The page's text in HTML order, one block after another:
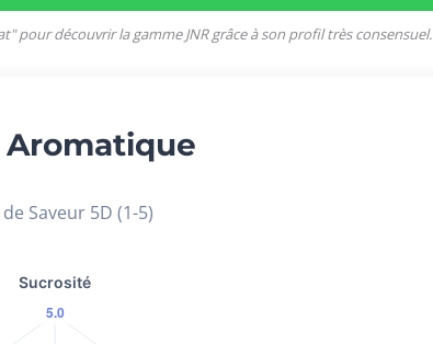
pour découvrir la gamme JNR grâce à son profil très consensuel.
Saveur 5D (1-5)